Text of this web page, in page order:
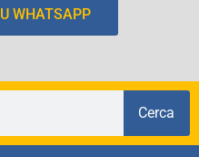
WHATSAPP
Cerca